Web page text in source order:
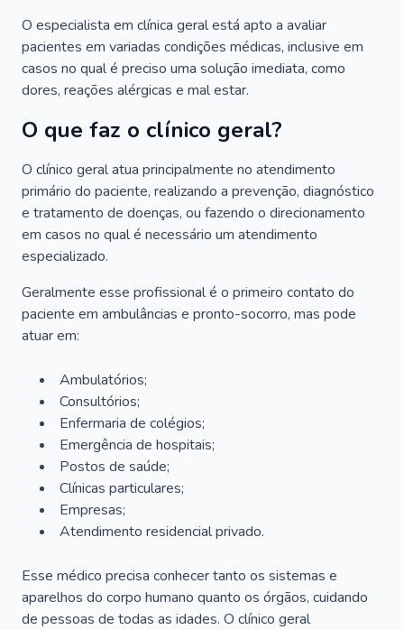
O especialista em clínica geral está apto a avaliar
pacientes em variadas condições médicas, inclusive em
casos no qual é preciso uma solução imediata, como
dores, reações alérgicas e mal estar.
O que faz o clínico geral?
O clínico geral atua principalmente no atendimento
primário do paciente, realizando a prevenção, diagnóstico
e tratamento de doenças, ou fazendo o direcionamento
em casos no qual é necessário um atendimento
especializado.
Geralmente esse profissional é o primeiro contato do
paciente em ambulâncias e pronto-socorro, mas pode
atuar em:
Ambulatórios;
Consultórios;
Enfermaria de colégios;
Emergência de hospitais;
Postos de saúde;
Clínicas particulares;
Empresas;
Atendimento residencial privado.
Esse médico precisa conhecer tanto os sistemas e
aparelhos do corpo humano quanto os órgãos, cuidando
de pessoas de todas as idades. O clínico geral